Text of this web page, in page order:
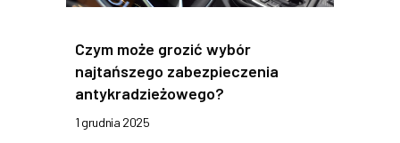
Czym może grozić wybór
najtańszego zabezpieczenia
antykradzieżowego?
1 grudnia 2025